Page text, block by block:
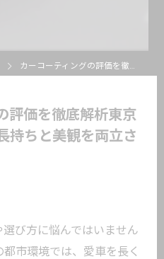
カーコーティングの評価を徹底解析東京都大田区東糀谷で長持ちと美観を両立させるための選び方
評価を徹底解析東京
持ちと美観を両立さ
び方に悩んではいません
市環境では、愛車を長く